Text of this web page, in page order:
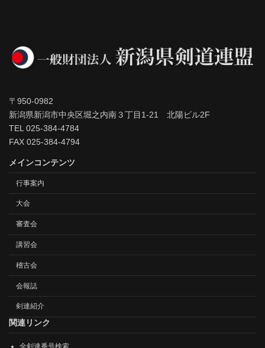
〒950-0982
新潟県新潟市中央区堀之内南３丁目1-21 北陽ビル2F
TEL 025-384-4784
FAX 025-384-4794
メインコンテンツ
行事案内
大会
審査会
講習会
稽古会
会報誌
剣連紹介
関連リンク
全剣連番号検索